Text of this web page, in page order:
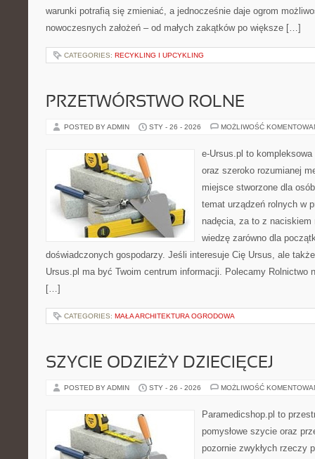
warunki potrafią się zmieniać, a jednocześnie daje ogrom
nowoczesnych założeń – od małych zakątków po większe […]
CATEGORIES: RECYKLING I UPCYKLING
PRZETWÓRSTWO ROLNE
POSTED BY ADMIN STY - 26 - 2026 MOŻLIWOŚĆ
e-Ursus.pl to
oraz szeroko rozumianej
miejsce stworzone dla
temat urządzeń rolnych w
nadęcia, za to z
wiedzę zarówno dla
doświadczonych gospodarzy. Jeśli interesuje Cię Ursus, ale
Ursus.pl ma być Twoim centrum informacji. Polecamy Rolnictwo
[…]
CATEGORIES: MAŁA ARCHITEKTURA OGRODOWA
SZYCIE ODZIEŻY DZIECIĘCEJ
POSTED BY ADMIN STY - 26 - 2026 MOŻLIWOŚĆ
Paramedicshop.pl to
pomysłowe szycie oraz
pozornie zwykłych rzeczy